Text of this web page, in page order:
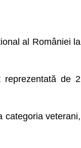
al României la
reprezentată de 2
categoria veterani,